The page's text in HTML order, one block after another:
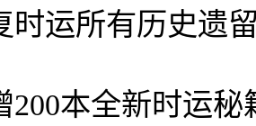
时运所有历史遗
200本全新时运秘